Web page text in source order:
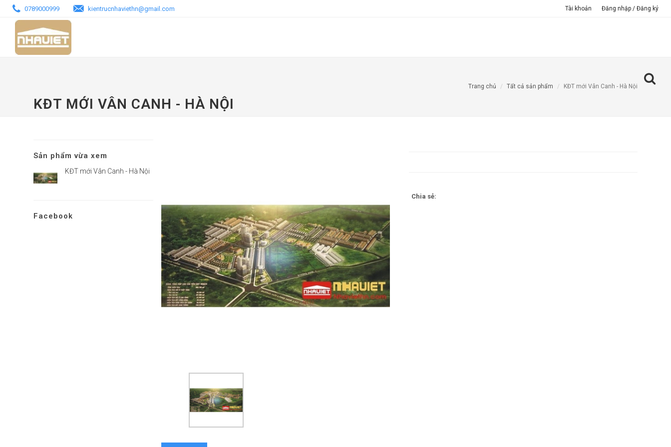
0789000999 kientrucnhaviethn@gmail.com Tài khoản Đăng nhập / Đăng ký
KĐT MỚI VÂN CANH - HÀ NỘI
Trang chủ Tất cả sản phẩm KĐT mới Vân Canh - Hà Nội
Chia sẻ:
Sản phẩm vừa xem
KĐT mới Vân Canh - Hà Nội
Facebook